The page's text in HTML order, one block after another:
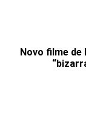
Novo filme